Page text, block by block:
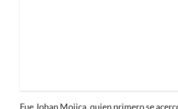
Fue Johan Mojica, quien primero se